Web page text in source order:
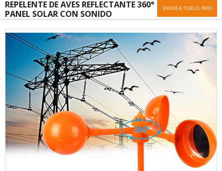
REPELENTE DE AVES REFLECTANTE 360°
PANEL SOLAR CON SONIDO
ENVIOS A TODO EL PERÚ
Skip
of
images
gallery